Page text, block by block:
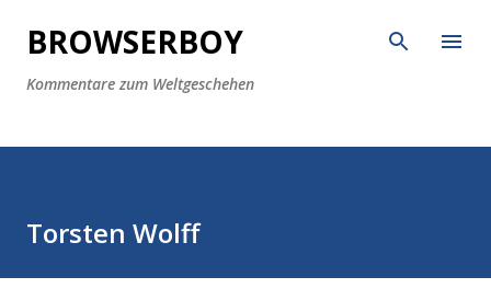
Direkt zum Hauptbereich
BROWSERBOY
Kommentare zum Weltgeschehen
Torsten Wolff